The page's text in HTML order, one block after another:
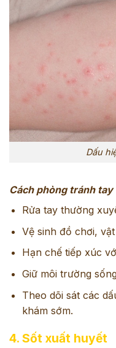
Dấu
Cách phòng tránh
Rửa tay thường
Vệ sinh đồ chơi,
Hạn chế tiếp xúc
Giữ môi trường
Theo dõi sát các
khám sớm.
4. Sốt xuất huyết